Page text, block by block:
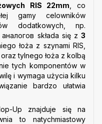
RIS 22mm , co
gamy celowników
dodatkowych, np.
składa się z 3
łoża z szynami RIS,
tylnego łoża z kolbą
tych komponentów w
i wymaga użycia kilku
bardzo ułatwia
Up znajduje się na
to natychmiastowy